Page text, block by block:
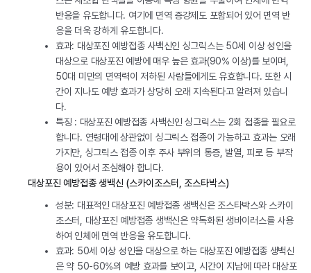
반응을 유도합니다. 여기에 면역 증강제도 포함되어 있어 면역 반
응을 더욱 강하게 유도합니다.
효과: 대상포진 예방접종 사백신인 싱그릭스는 50세 이상 성인을
대상으로 대상포진 예방에 매우 높은 효과(90% 이상)를 보이며,
50대 미만의 면역력이 저하된 사람들에게도 유효합니다. 또한 시
간이 지나도 예방 효과가 상당히 오래 지속된다고 알려져 있습니
다.
특징 : 대상포진 예방접종 사백신인 싱그릭스는 2회 접종을 필요로
합니다. 연령대에 상관없이 싱그릭스 접종이 가능하고 효과는 오래
가지만, 싱그릭스 접종 이후 주사 부위의 통증, 발열, 피로 등 부작
용이 있어서 조심해야 합니다.
대상포진 예방접종 생백신 (스카이조스터, 조스타박스)
성분: 대표적인 대상포진 예방접종 생백신은 조스타박스와 스카이
조스터, 대상포진 예방접종 생백신은 약독화된 생바이러스를 사용
하여 인체에 면역 반응을 유도합니다.
효과: 50세 이상 성인을 대상으로 하는 대상포진 예방접종 생백신
은 약 50-60%의 예방 효과를 보이고, 시간이 지남에 따라 대상포